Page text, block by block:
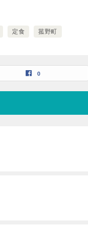
定食 菰野町
0